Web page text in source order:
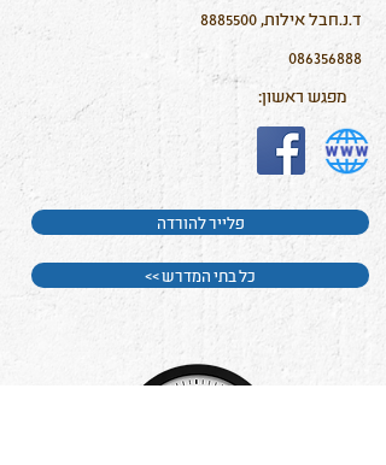
ד.נ.חבל אילות,8885500
086356888
מפגש ראשון:
פלייר להורדה
<< כל בתי המדרש